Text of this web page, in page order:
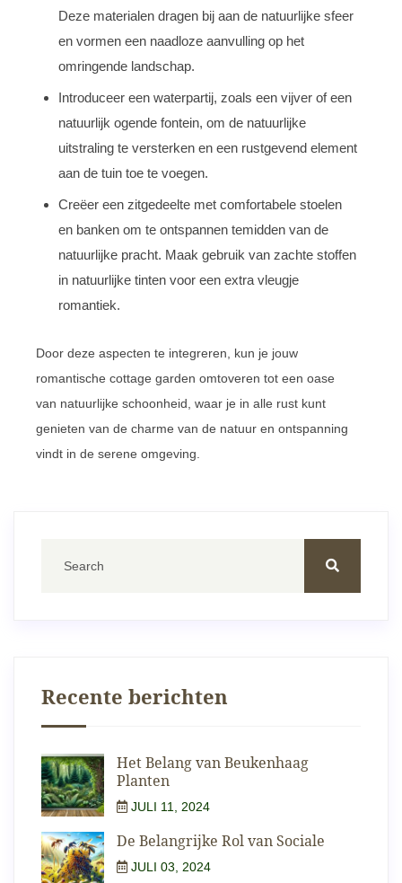
Deze materialen dragen bij aan de natuurlijke sfeer
en vormen een naadloze aanvulling op het
omringende landschap.
Introduceer een waterpartij, zoals een vijver of een
natuurlijk ogende fontein, om de natuurlijke
uitstraling te versterken en een rustgevend element
aan de tuin toe te voegen.
Creëer een zitgedeelte met comfortabele stoelen
en banken om te ontspannen temidden van de
natuurlijke pracht. Maak gebruik van zachte stoffen
in natuurlijke tinten voor een extra vleugje
romantiek.
Door deze aspecten te integreren, kun je jouw
romantische cottage garden omtoveren tot een oase
van natuurlijke schoonheid, waar je in alle rust kunt
genieten van de charme van de natuur en ontspanning
vindt in de serene omgeving.
Recente berichten
Het Belang van Beukenhaag
Planten
JULI 11, 2024
De Belangrijke Rol van Sociale
JULI 03, 2024